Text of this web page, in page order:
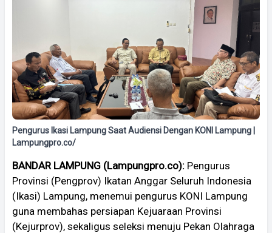
Pengurus Ikasi Lampung Saat Audiensi Dengan KONI Lampung |
Lampungpro.co/
BANDAR LAMPUNG (Lampungpro.co): Pengurus
Provinsi (Pengprov) Ikatan Anggar Seluruh Indonesia
(Ikasi) Lampung, menemui pengurus KONI Lampung
guna membahas persiapan Kejuaraan Provinsi
(Kejurprov), sekaligus seleksi menuju Pekan Olahraga